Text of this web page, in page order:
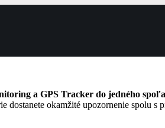
a GPS Tracker do jedného
dostanete okamžité upozornenie spolu s